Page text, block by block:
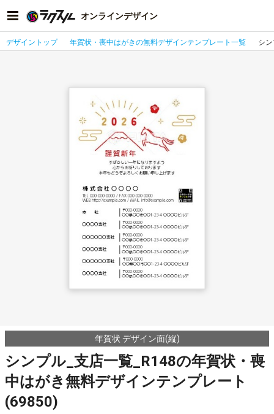
オンラインデザイン
デザイントップ 年賀状・喪中はがきの無料デザインテンプレート一覧 シ
年賀状 デザイン面(縦)
シンプル_支店一覧_R148の年賀状・喪
中はがき無料デザインテンプレート
(69850)